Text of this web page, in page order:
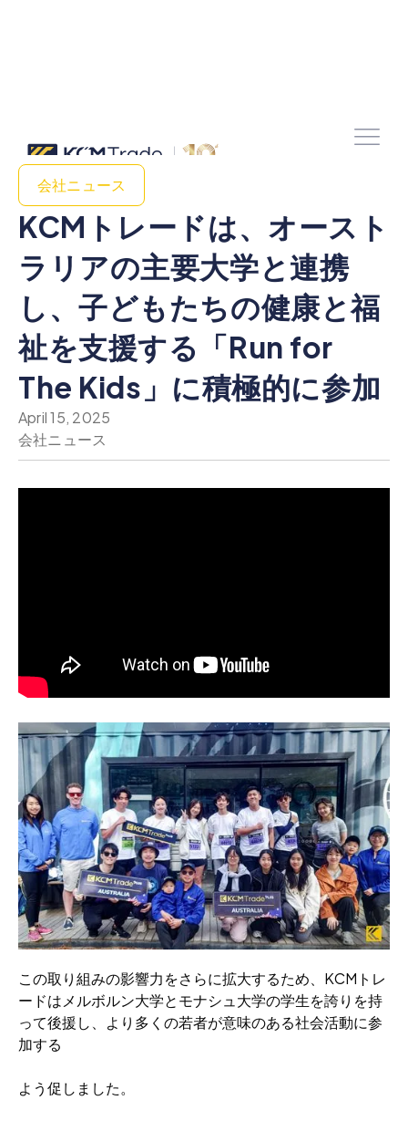
会社ニュース
KCMトレードは、オースト
ラリアの主要大学と連携
し、子どもたちの健康と福
祉を支援する「Run for
The Kids」に積極的に参加
April 15, 2025
会社ニュース
この取り組みの影響力をさらに拡大するため、KCMトレ
ードはメルボルン大学とモナシュ大学の学生を誇りを持
って後援し、より多くの若者が意味のある社会活動に参
加する
よう促しました。